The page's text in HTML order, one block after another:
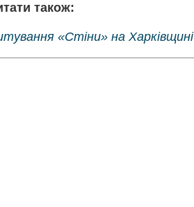
також:
«Стіни» на Харківщині